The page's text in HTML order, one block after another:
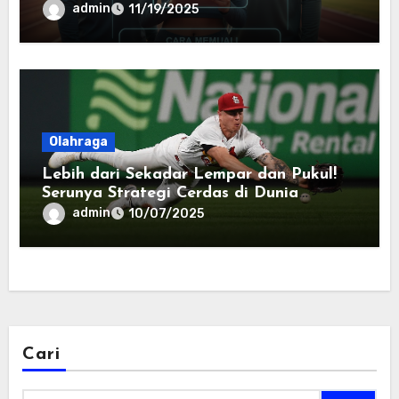
admin 11/19/2025
Olahraga
Lebih dari Sekadar Lempar dan Pukul!
Serunya Strategi Cerdas di Dunia
Baseball Modern
admin 10/07/2025
Cari